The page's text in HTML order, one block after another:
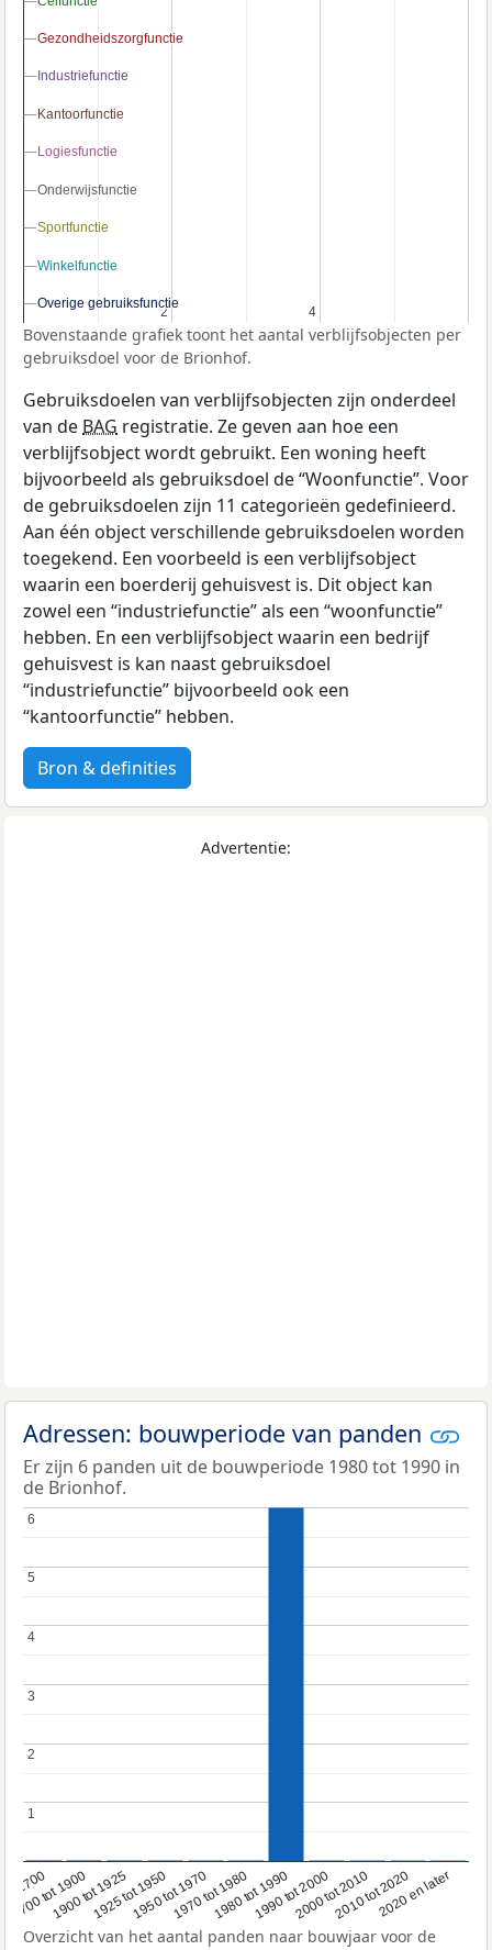
2
2 4
4
Gezondheidszorgfunctie
Gezondheidszorgfunctie
Industriefunctie
Industriefunctie
Kantoorfunctie
Kantoorfunctie
Logiesfunctie
Logiesfunctie
Onderwijsfunctie
Onderwijsfunctie
Sportfunctie
Sportfunctie
Winkelfunctie
Winkelfunctie
Overige gebruiksfunctie
Overige gebruiksfunctie
Bovenstaande grafiek toont het aantal verblijfsobjecten per
gebruiksdoel voor de Brionhof.
Gebruiksdoelen van verblijfsobjecten zijn onderdeel
van de BAG registratie. Ze geven aan hoe een
verblijfsobject wordt gebruikt. Een woning heeft
bijvoorbeeld als gebruiksdoel de “Woonfunctie”. Voor
de gebruiksdoelen zijn 11 categorieën gedefinieerd.
Aan één object verschillende gebruiksdoelen worden
toegekend. Een voorbeeld is een verblijfsobject
waarin een boerderij gehuisvest is. Dit object kan
zowel een “industriefunctie” als een “woonfunctie”
hebben. En een verblijfsobject waarin een bedrijf
gehuisvest is kan naast gebruiksdoel
“industriefunctie” bijvoorbeeld ook een
“kantoorfunctie” hebben.
Bron & definities
Advertentie:
Adressen: bouwperiode van panden
Er zijn 6 panden uit de bouwperiode 1980 tot 1990 in
de Brionhof.
1700
1700 tot 1900
1900 tot 19251925 tot 19501950 tot 19701970 tot 19801980 tot 19901990 tot 20002000 tot 20102010 tot 20202020 en later
1
1
2
2
3
3
4
4
5
5
6
6
Overzicht van het aantal panden naar bouwjaar voor de